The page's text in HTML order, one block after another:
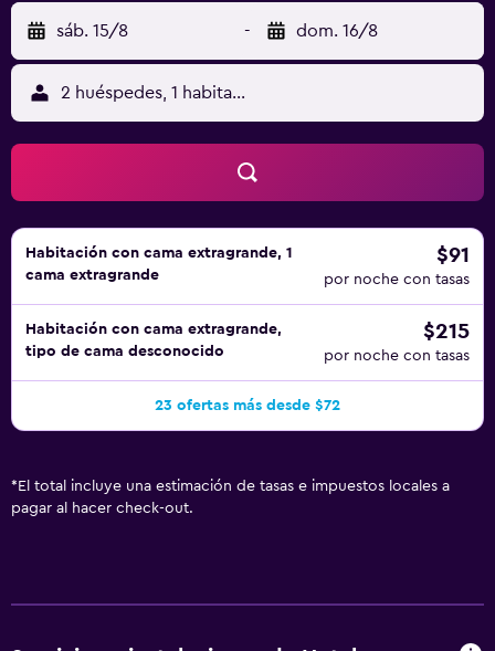
sáb. 15/8 - dom. 16/8
2 huéspedes, 1 habitación
Habitación con cama extragrande, 1
cama extragrande
$91
por noche con tasas
Habitación con cama extragrande,
tipo de cama desconocido
$215
por noche con tasas
23 ofertas más desde $72
* El total incluye una estimación de tasas e impuestos locales a
pagar al hacer check-out.